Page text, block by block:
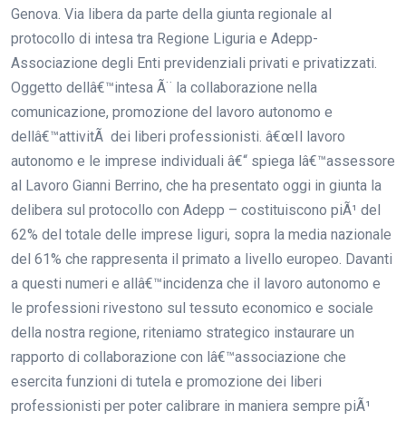
Genova. Via libera da parte della giunta regionale al
protocollo di intesa tra Regione Liguria e Adepp-
Associazione degli Enti previdenziali privati e privatizzati.
Oggetto dellâ€™intesa Ã¨ la collaborazione nella
comunicazione, promozione del lavoro autonomo e
dellâ€™attivitÃ dei liberi professionisti. â€œIl lavoro
autonomo e le imprese individuali â€“ spiega lâ€™assessore
al Lavoro Gianni Berrino, che ha presentato oggi in giunta la
delibera sul protocollo con Adepp – costituiscono piÃ¹ del
62% del totale delle imprese liguri, sopra la media nazionale
del 61% che rappresenta il primato a livello europeo. Davanti
a questi numeri e allâ€™incidenza che il lavoro autonomo e
le professioni rivestono sul tessuto economico e sociale
della nostra regione, riteniamo strategico instaurare un
rapporto di collaborazione con lâ€™associazione che
esercita funzioni di tutela e promozione dei liberi
professionisti per poter calibrare in maniera sempre piÃ¹